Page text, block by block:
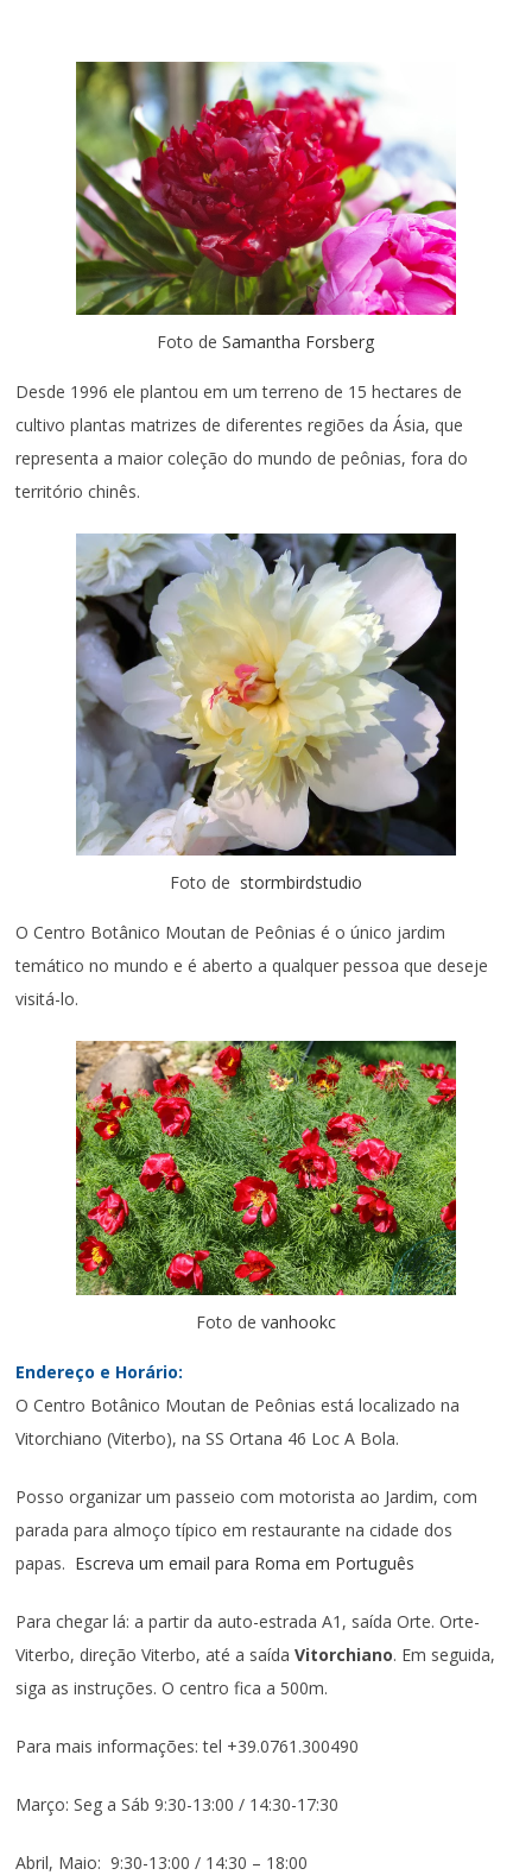
Foto deSamantha Forsberg
Desde 1996 ele plantou em um terreno de 15 hectares de
cultivo plantas matrizes de diferentes regiões da Ásia, que
representa a maior coleção do mundo de peônias, fora do
território chinês.
Foto de stormbirdstudio
O Centro Botânico Moutan de Peônias é o único jardim
temático no mundo e é aberto a qualquer pessoa que deseje
visitá-lo.
Foto de vanhookc
Endereço e Horário:
O Centro Botânico Moutan de Peônias está localizado na
Vitorchiano (Viterbo), na SS Ortana 46 Loc A Bola.
Posso organizar um passeio com motorista ao Jardim, com
parada para almoço típico em restaurante na cidade dos
papas. Escreva um email para Roma em Português
Para chegar lá: a partir da auto-estrada A1, saída Orte. Orte-
Viterbo, direção Viterbo, até a saídaVitorchiano. Em seguida,
siga as instruções. O centro fica a 500m.
Para mais informações: tel +39.0761.300490
Março: Seg a Sáb 9:30-13:00 / 14:30-17:30
Abril, Maio: 9:30-13:00 / 14:30 – 18:00